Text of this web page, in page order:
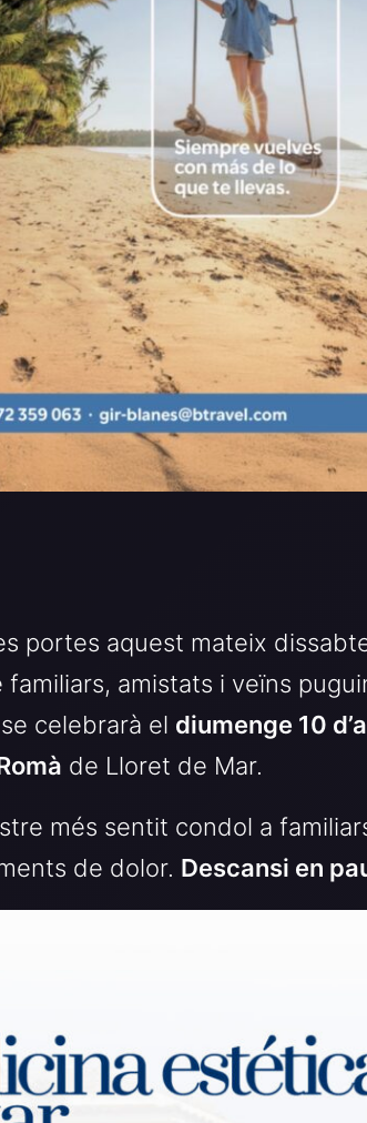
portes aquest mateix
familiars, amistats i veïns
se celebrarà el diumenge 10
de Lloret de Mar.
més sentit condol a
de dolor. Descansi en